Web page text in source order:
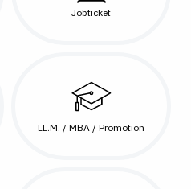
Jobticket
LL.M. / MBA / Promotion